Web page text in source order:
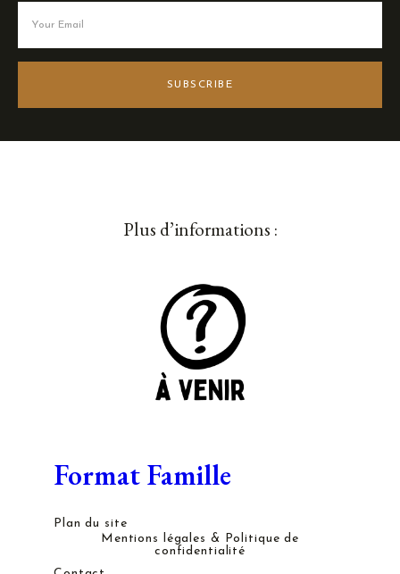
SUBSCRIBE
Plus d’informations :
Format Famille
Plan du site
Mentions légales & Politique de
confidentialité